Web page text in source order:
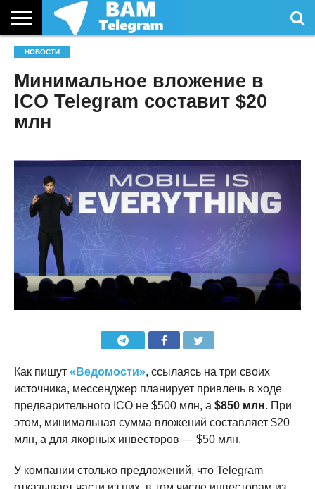
СТАТЬИ
УСЛУГИ
НОВОСТИ
Минимальное вложение в
ICO Telegram составит $20
млн
Как пишут «Ведомости», ссылаясь на три своих
источника, мессенджер планирует привлечь в ходе
предварительного ICO не $500 млн, а $850 млн. При
этом, минимальная сумма вложений составляет $20
млн, а для якорных инвесторов — $50 млн.
У компании столько предложений, что Telegram